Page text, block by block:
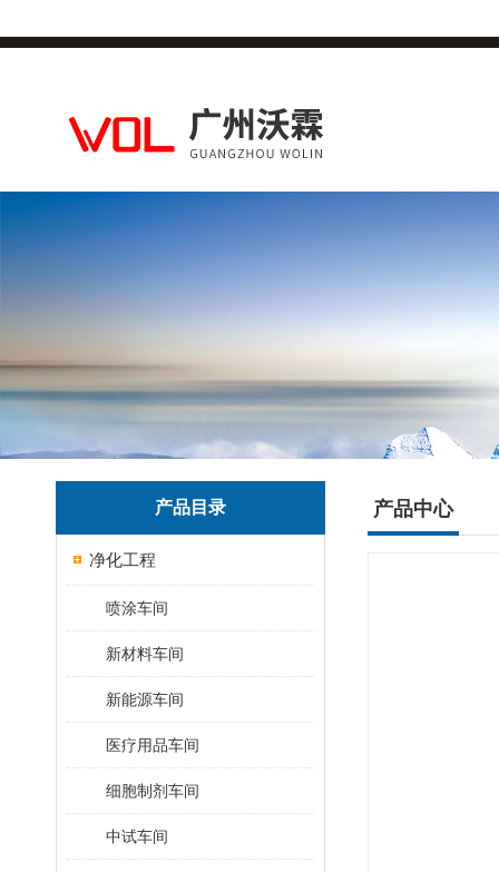
产品目录
净化工程
喷涂车间
新材料车间
新能源车间
医疗用品车间
细胞制剂车间
中试车间
产品中心